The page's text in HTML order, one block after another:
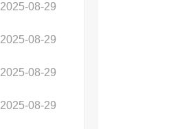
2025-08-29
2025-08-29
2025-08-29
2025-08-29